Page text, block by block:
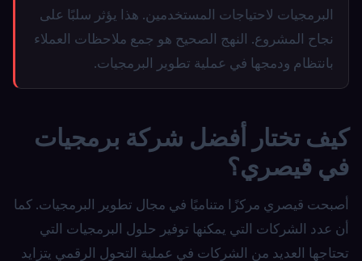
البرمجيات لاحتياجات المستخدمين. هذا يؤثر سلبًا على
نجاح المشروع. النهج الصحيح هو جمع ملاحظات العملاء
بانتظام ودمجها في عملية تطوير البرمجيات.
كيف تختار أفضل شركة برمجيات
في قيصري؟
أصبحت قيصري مركزًا متناميًا في مجال تطوير البرمجيات. كما
أن عدد الشركات التي يمكنها توفير حلول البرمجيات التي
تحتاجها العديد من الشركات في عملية التحول الرقمي يتزايد